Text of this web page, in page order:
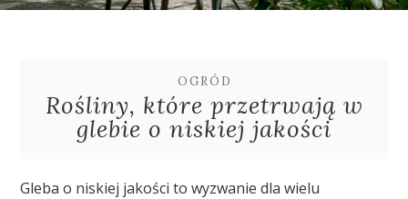
OGRÓD
Rośliny, które przetrwają w
glebie o niskiej jakości
Gleba o niskiej jakości to wyzwanie dla wielu